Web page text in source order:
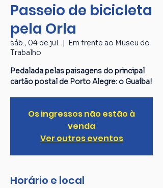
Passeio de bicicleta
pela Orla
sáb., 04 de jul.
  |
Em frente ao Museu do
Trabalho
Pedalada pelas paisagens do principal
cartão postal de Porto Alegre: o Guaíba!
Os ingressos não estão à
venda
Ver outros eventos
Horário e local